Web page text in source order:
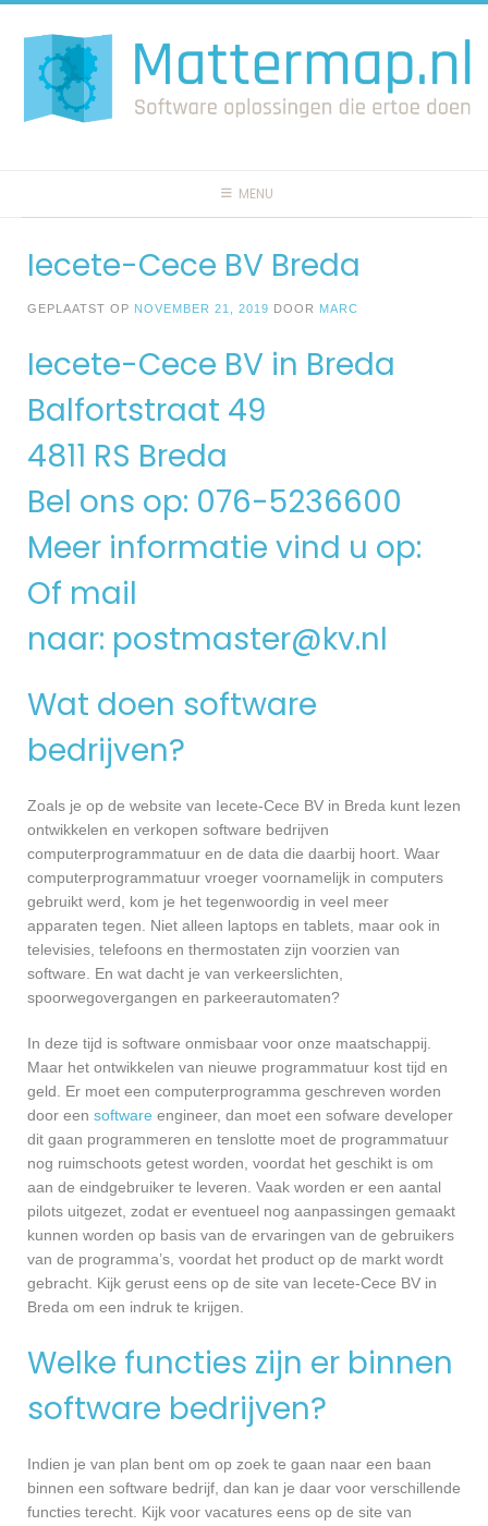
naar
inhoud
MENU
Iecete-Cece BV Breda
GEPLAATST OP NOVEMBER 21, 2019 DOOR MARC
Iecete-Cece BV in Breda
Balfortstraat 49
4811 RS Breda
Bel ons op: 076-5236600
Meer informatie vind u op:
Of mail
naar: postmaster@kv.nl
Wat doen software
bedrijven?
Zoals je op de website van Iecete-Cece BV in Breda kunt lezen
ontwikkelen en verkopen software bedrijven
computerprogrammatuur en de data die daarbij hoort. Waar
computerprogrammatuur vroeger voornamelijk in computers
gebruikt werd, kom je het tegenwoordig in veel meer
apparaten tegen. Niet alleen laptops en tablets, maar ook in
televisies, telefoons en thermostaten zijn voorzien van
software. En wat dacht je van verkeerslichten,
spoorwegovergangen en parkeerautomaten?
In deze tijd is software onmisbaar voor onze maatschappij.
Maar het ontwikkelen van nieuwe programmatuur kost tijd en
geld. Er moet een computerprogramma geschreven worden
door een software engineer, dan moet een sofware developer
dit gaan programmeren en tenslotte moet de programmatuur
nog ruimschoots getest worden, voordat het geschikt is om
aan de eindgebruiker te leveren. Vaak worden er een aantal
pilots uitgezet, zodat er eventueel nog aanpassingen gemaakt
kunnen worden op basis van de ervaringen van de gebruikers
van de programma’s, voordat het product op de markt wordt
gebracht. Kijk gerust eens op de site van Iecete-Cece BV in
Breda om een indruk te krijgen.
Welke functies zijn er binnen
software bedrijven?
Indien je van plan bent om op zoek te gaan naar een baan
binnen een software bedrijf, dan kan je daar voor verschillende
functies terecht. Kijk voor vacatures eens op de site van